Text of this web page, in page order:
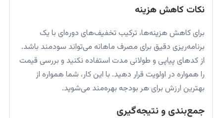
نکات کاهش هزینه
برای کاهش هزینه‌ها، ترکیب تخفیف‌های دوره‌ای با یک
برنامه‌ریزی دقیق برای مصرف ماهانه می‌تواند سودمند باشد.
از کدهای پیاپی و طولانی مدت استفاده نکنید و بررسی قیمت
را همواره در اولویت قرار دهید. با این کار، شما همواره از
بهترین ارزش برای هر بودجه بهره‌مند می‌شوید.
جمع‌بندی و نتیجه‌گیری